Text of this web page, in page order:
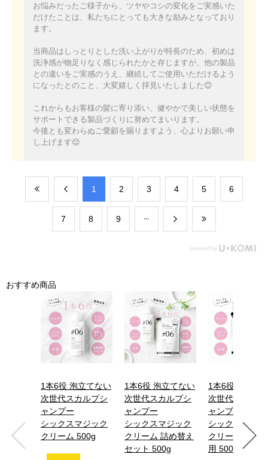
お悩みだったご様子から、ツヤやコシの変化をご実感いた
だけたことは、私たちにとっても大きな励みとなっており
ます。
当商品はしっとりとした洗い上がりが特長のため、初めは
洗浄感が物足りなく感じられたかと存じますが、他の製品
との違いをご実感のうえ、継続してご使用いただけるよう
になったとのこと、大変嬉しく拝見いたしました😊
これからもお客様の髪に寄り添い、健やかで美しい状態を
サポートできる製品づくりに努めてまいります。
今後とも変わらぬご愛顧を賜りますよう、心よりお願い申
し上げます😌
​1 ​2 ​3 ​4 ​5 ​6
​7 ​8 ​9
おすすめ商品
1本6役 泡立てない
次世代スカルプシ
ャンプー
シックスマジック
クリーム 500g
1本6役 泡立てない
次世代スカルプシ
ャンプー
シックスマジック
クリーム 詰め替え
セット 500g
1本6役 泡立て
次世代スカル
ャンプー
シックスマジ
クリーム 詰め
用 500ｇ